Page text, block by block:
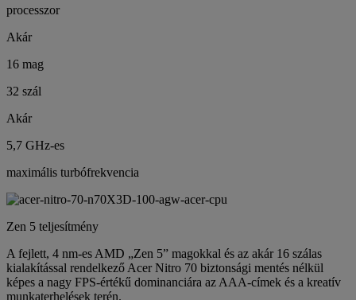
processzor
Akár
16 mag
32 szál
Akár
5,7 GHz-es
maximális turbófrekvencia
Zen 5 teljesítmény
A fejlett, 4 nm-es AMD „Zen 5” magokkal és az akár 16 szálas
kialakítással rendelkező Acer Nitro 70 biztonsági mentés nélkül
képes a nagy FPS-értékű dominanciára az AAA-címek és a kreatív
munkaterhelések terén.